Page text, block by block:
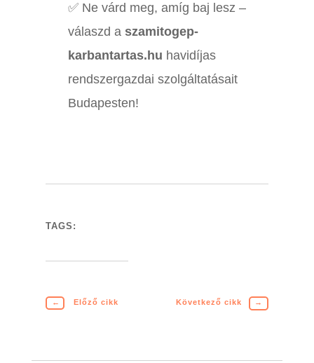
✅ Ne várd meg, amíg baj lesz –
válaszd a szamitogep-
karbantartas.hu havidíjas
rendszergazdai szolgáltatásait
Budapesten!
TAGS:
← Előző cikk Következő cikk →